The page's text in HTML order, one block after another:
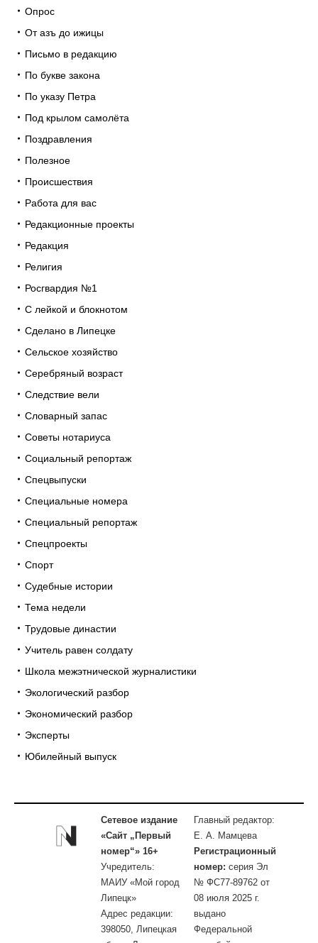
Опрос
От азъ до ижицы
Письмо в редакцию
По букве закона
По указу Петра
Под крылом самолёта
Поздравления
Полезное
Происшествия
Работа для вас
Редакционные проекты
Редакция
Религия
Росгвардия №1
С лейкой и блокнотом
Сделано в Липецке
Сельское хозяйство
Серебряный возраст
Следствие вели
Словарный запас
Советы нотариуса
Социальный репортаж
Спецвыпуски
Специальные номера
Специальный репортаж
Спецпроекты
Спорт
Судебные истории
Тема недели
Трудовые династии
Учитель равен солдату
Школа межэтнической журналистики
Экологический разбор
Экономический разбор
Эксперты
Юбилейный выпуск
Сетевое издание
«Сайт „Первый
номер“» 16+
Учредитель:
МАИУ «Мой город
Липецк»
Адрес редакции:
398050, Липецкая
Главный редактор:
Е. А. Мамцева
Регистрационный
номер: серия Эл
№ ФС77-89762 от
08 июля 2025 г.
выдано
Федеральной